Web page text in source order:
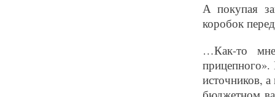
А покупая
коробок
…Как-то
источников,